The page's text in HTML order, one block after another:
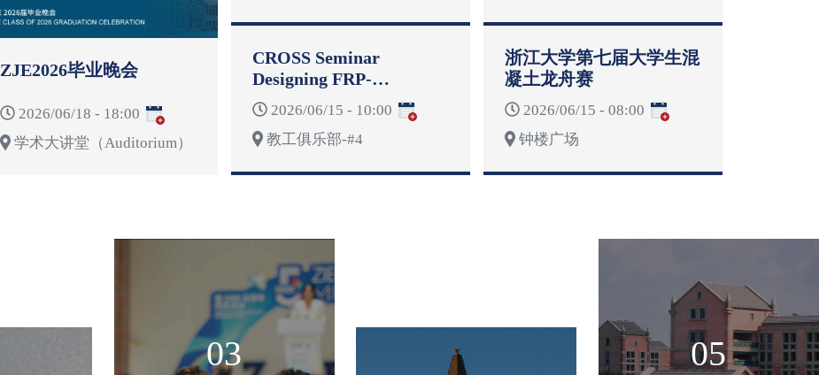
ZJE2026毕业晚会
2026/06/18 - 18:00
学术大讲堂（Auditorium）
CROSS Seminar
Designing FRP-
Reinforced Concrete
Structures for
Deformability
2026/06/15 - 10:00
教工俱乐部-#4
浙江大学第七届大学生混
凝土龙舟赛
2026/06/15 - 08:00
钟楼广场
03 05